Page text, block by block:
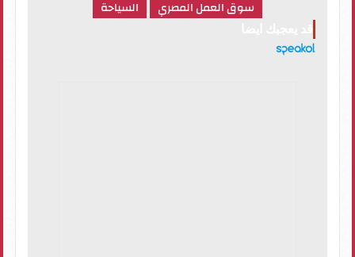
سوق العمل المصري السياحة